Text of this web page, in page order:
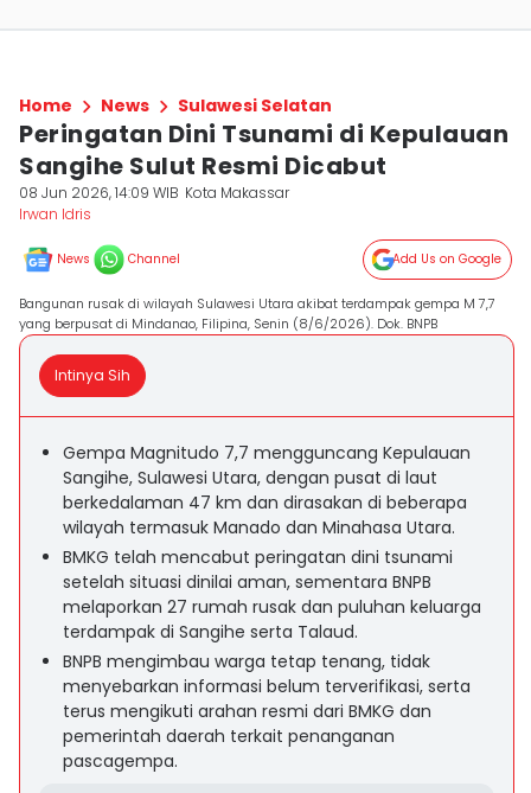
Home News Sulawesi Selatan
Peringatan Dini Tsunami di Kepulauan
Sangihe Sulut Resmi Dicabut
08 Jun 2026, 14:09 WIB Kota Makassar
Irwan Idris
News Channel Add Us on Google
Bangunan rusak di wilayah Sulawesi Utara akibat terdampak gempa M 7,7
yang berpusat di Mindanao, Filipina, Senin (8/6/2026). Dok. BNPB
Intinya Sih
Gempa Magnitudo 7,7 mengguncang Kepulauan
Sangihe, Sulawesi Utara, dengan pusat di laut
berkedalaman 47 km dan dirasakan di beberapa
wilayah termasuk Manado dan Minahasa Utara.
BMKG telah mencabut peringatan dini tsunami
setelah situasi dinilai aman, sementara BNPB
melaporkan 27 rumah rusak dan puluhan keluarga
terdampak di Sangihe serta Talaud.
BNPB mengimbau warga tetap tenang, tidak
menyebarkan informasi belum terverifikasi, serta
terus mengikuti arahan resmi dari BMKG dan
pemerintah daerah terkait penanganan
pascagempa.